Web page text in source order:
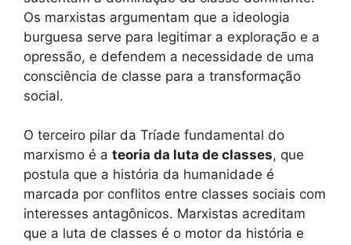
Os marxistas argumentam que a ideologia
burguesa serve para legitimar a exploração e a
opressão, e defendem a necessidade de uma
consciência de classe para a transformação
social.
O terceiro pilar da Tríade fundamental do
marxismo é a teoria da luta de classes, que
postula que a história da humanidade é
marcada por conflitos entre classes sociais com
interesses antagônicos. Marxistas acreditam
que a luta de classes é o motor da história e